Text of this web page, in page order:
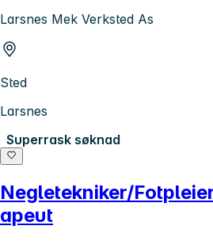
Larsnes Mek Verksted As
Sted
Larsnes
Superrask søknad
Negletekniker/
apeut